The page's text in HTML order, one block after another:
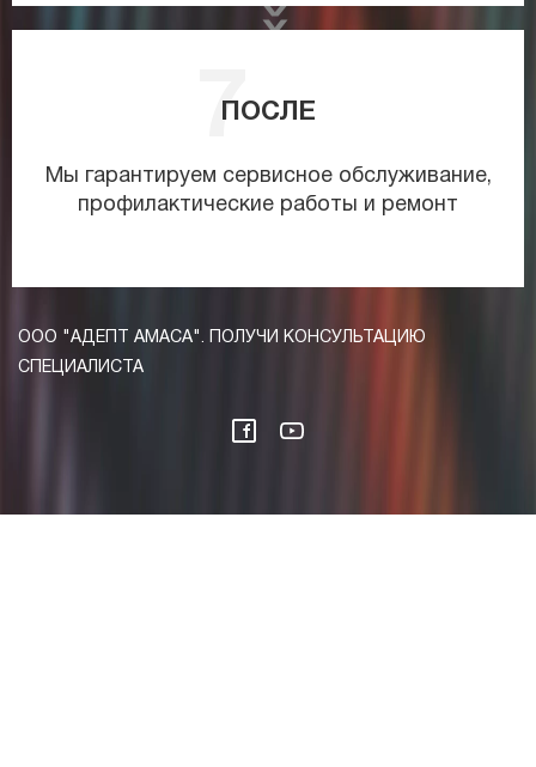
ПОСЛЕ
Мы гарантируем сервисное обслуживание,
профилактические работы и ремонт
ООО "АДЕПТ АМАСА". ПОЛУЧИ КОНСУЛЬТАЦИЮ
СПЕЦИАЛИСТА